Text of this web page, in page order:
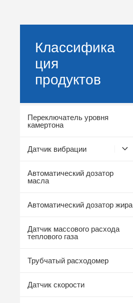
Классифика
ция
продуктов
Переключатель уровня
камертона
Датчик вибрации
Автоматический дозатор
масла
Автоматический дозатор жира
Датчик массового расхода
теплового газа
Трубчатый расходомер
Датчик скорости